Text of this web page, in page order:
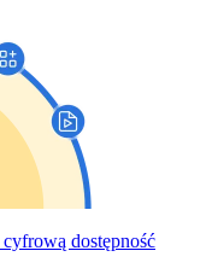
dostępność